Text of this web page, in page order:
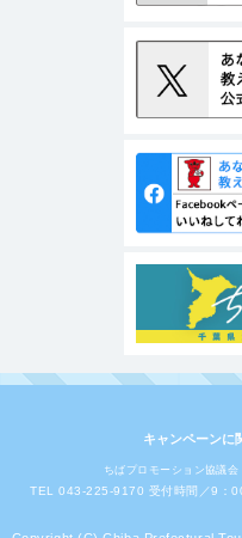
キャンペーンに
ちばプロモーション協議会
TEL 043-225-9170 受付時間／9：